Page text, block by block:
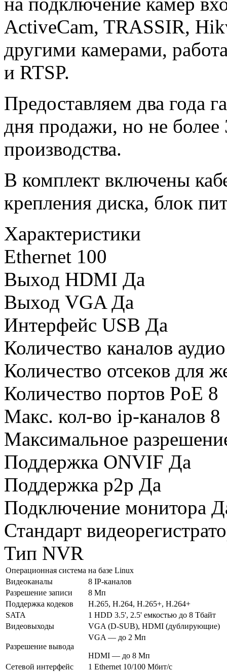
ActiveCam, TRASSIR,
другими камерами,
и RTSP.
Предоставляем два года
дня продажи, но не более
производства.
В комплект включены
крепления диска, блок
Характеристики
Ethernet 100
Выход HDMI Да
Выход VGA Да
Интерфейс USB Да
Количество каналов
Количество отсеков для
Количество портов PoE 8
Макс. кол-во ip-каналов 8
Максимальное
Поддержка ONVIF Да
Поддержка p2p Да
Подключение монитора
Стандарт
Тип NVR
Операционная система на базе Linux
Видеоканалы
8 IP-каналов
Разрешение записи
8 Мп
Поддержка кодеков
H.265, H.264, H.265+, H.264+
SATA
1 HDD 3.5', 2.5' емкостью до 8 Тбайт
Видеовыходы
VGA (D-SUB), HDMI (дублирующие)
Разрешение вывода
VGA — до 2 Мп
HDMI — до 8 Мп
Сетевой интерфейс
1 Ethernet 10/100 Мбит/с